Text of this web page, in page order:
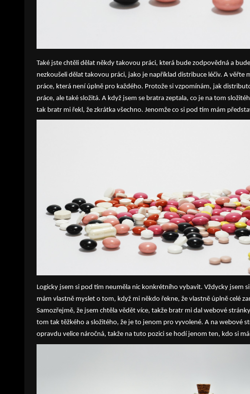
Také jste chtěli dělat někdy takovou práci, která bude zodpovědná a
nezkoušeli dělat takovou práci, jako je například distribuce léčiv. A věřte
práce, která není úplně pro každého. Protože si vzpomínám, jak
práce, ale také složitá. A když jsem se bratra zeptala, co je na tom
tak bratr mi řekl, že zkrátka všechno. Jenomže co si pod tím mám
Logicky jsem si pod tím neuměla nic konkrétního vybavit. Vždycky jsem
mám vlastně myslet o tom, když mi někdo řekne, že vlastně úplně celé
Samozřejmě, že jsem chtěla vědět více, takže bratr mi dal webové
tom tak těžkého a složitého, že je to jenom pro vyvolené. A na webové
opravdu velice náročná, takže na tuto pozici se hodí jenom ten, kdo si